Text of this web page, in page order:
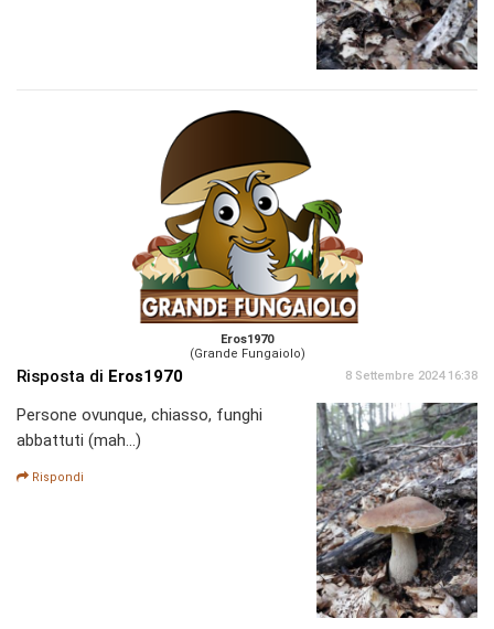
Eros1970
(Grande Fungaiolo)
Risposta di Eros1970 8 Settembre 2024 16:38
Persone ovunque, chiasso, funghi
abbattuti (mah...)
Rispondi